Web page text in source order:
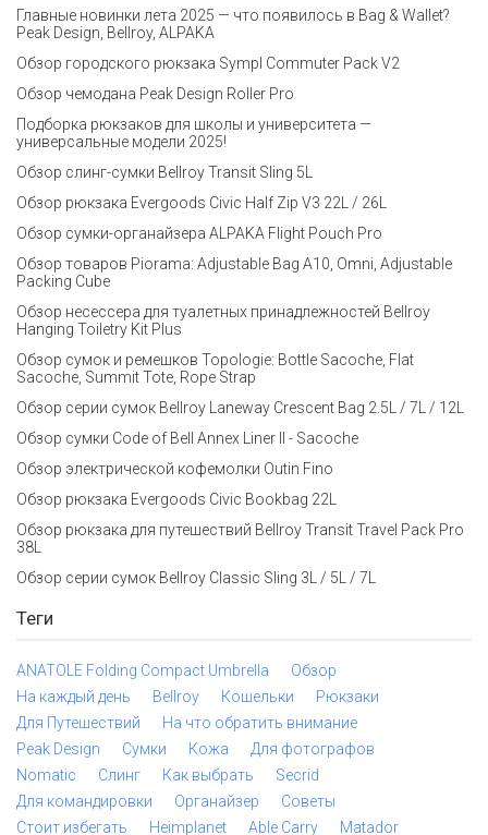
Главные новинки лета 2025 — что появилось в Bag & Wallet?
Peak Design, Bellroy, ALPAKA
Обзор городского рюкзака Sympl Commuter Pack V2
Обзор чемодана Peak Design Roller Pro
Подборка рюкзаков для школы и университета —
универсальные модели 2025!
Обзор слинг-сумки Bellroy Transit Sling 5L
Обзор рюкзака Evergoods Civic Half Zip V3 22L / 26L
Обзор сумки-органайзера ALPAKA Flight Pouch Pro
Обзор товаров Piorama: Adjustable Bag A10, Omni, Adjustable
Packing Cube
Обзор несессера для туалетных принадлежностей Bellroy
Hanging Toiletry Kit Plus
Обзор сумок и ремешков Topologie: Bottle Sacoche, Flat
Sacoche, Summit Tote, Rope Strap
Обзор серии сумок Bellroy Laneway Crescent Bag 2.5L / 7L / 12L
Обзор сумки Code of Bell Annex Liner II - Sacoche
Обзор электрической кофемолки Outin Fino
Обзор рюкзака Evergoods Civic Bookbag 22L
Обзор рюкзака для путешествий Bellroy Transit Travel Pack Pro
38L
Обзор серии сумок Bellroy Classic Sling 3L / 5L / 7L
Теги
ANATOLE Folding Compact Umbrella
Обзор
На каждый день
Bellroy Кошельки
Рюкзаки
Для Путешествий
На что обратить внимание
Peak Design
Сумки Кожа
Для фотографов
Nomatic
Слинг Как выбрать
Secrid
Для командировки
Органайзер
Советы
Стоит избегать
Heimplanet Able Carry
Matador